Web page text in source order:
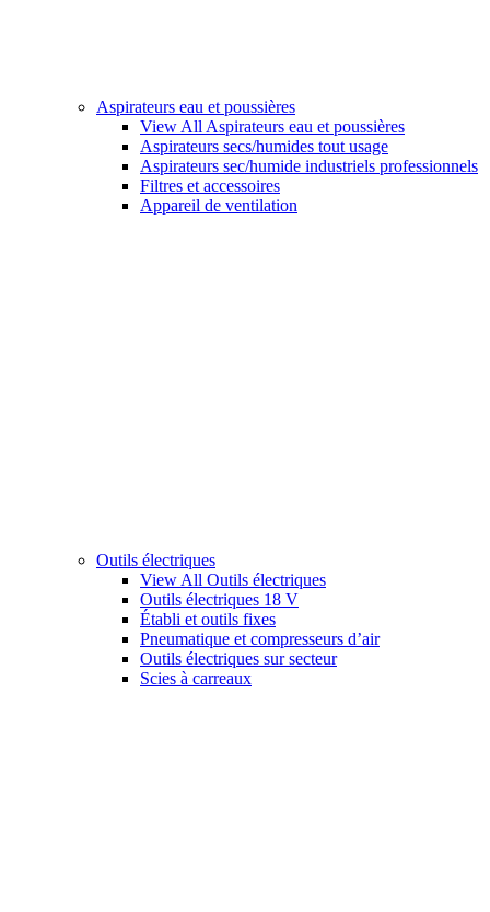
Aspirateurs eau et poussières
View All Aspirateurs eau et poussières
Aspirateurs secs/humides tout usage
Aspirateurs sec/humide industriels professionnels
Filtres et accessoires
Appareil de ventilation
Outils électriques
View All Outils électriques
Outils électriques 18 V
Établi et outils fixes
Pneumatique et compresseurs d’air
Outils électriques sur secteur
Scies à carreaux